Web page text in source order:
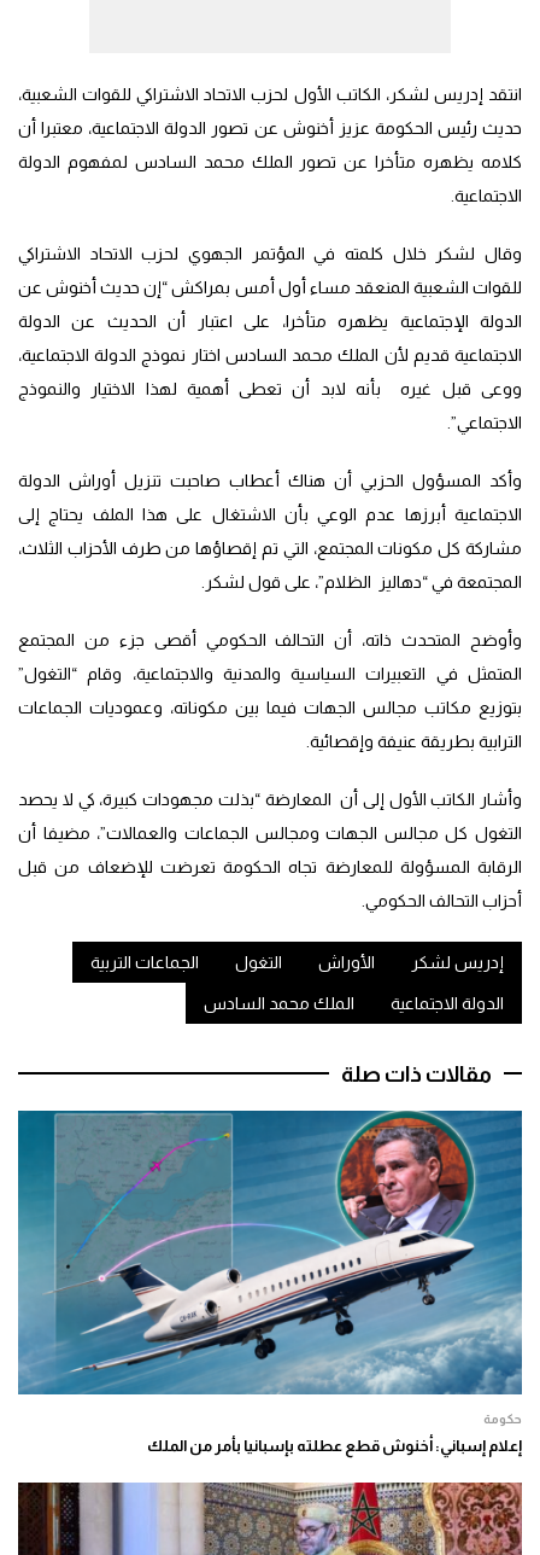
انتقد إدريس لشكر، الكاتب الأول لحزب الاتحاد الاشتراكي للقوات الشعبية،
حديث رئيس الحكومة عزيز أخنوش عن تصور الدولة الاجتماعية، معتبرا أن
كلامه يظهره متأخرا عن تصور الملك محمد السادس لمفهوم الدولة
الاجتماعية.
وقال لشكر خلال كلمته في المؤتمر الجهوي لحزب الاتحاد الاشتراكي
للقوات الشعبية المنعقد مساء أول أمس بمراكش “إن حديث أخنوش عن
الدولة الإجتماعية يظهره متأخرا، على اعتبار أن الحديث عن الدولة
الاجتماعية قديم لأن الملك محمد السادس اختار نموذج الدولة الاجتماعية،
ووعى قبل غيره بأنه لابد أن تعطى أهمية لهذا الاختيار والنموذج
الاجتماعي”.
وأكد المسؤول الحزبي أن هناك أعطاب صاحبت تنزيل أوراش الدولة
الاجتماعية أبرزها عدم الوعي بأن الاشتغال على هذا الملف يحتاج إلى
مشاركة كل مكونات المجتمع، التي تم إقصاؤها من طرف الأحزاب الثلاث،
المجتمعة في “دهاليز الظلام”، على قول لشكر.
وأوضح المتحدث ذاته، أن التحالف الحكومي أقصى جزء من المجتمع
المتمثل في التعبيرات السياسية والمدنية والاجتماعية، وقام “التغول”
بتوزيع مكاتب مجالس الجهات فيما بين مكوناته، وعموديات الجماعات
الترابية بطريقة عنيفة وإقصائية.
وأشار الكاتب الأول إلى أن المعارضة “بذلت مجهودات كبيرة، كي لا يحصد
التغول كل مجالس الجهات ومجالس الجماعات والعمالات”، مضيفا أن
الرقابة المسؤولة للمعارضة تجاه الحكومة تعرضت للإضعاف من قبل
أحزاب التحالف الحكومي.
إدريس لشكر الأوراش التغول الجماعات التربية
الدولة الاجتماعية الملك محمد السادس
مقالات ذات صلة
حكومة
إعلام إسباني: أخنوش قطع عطلته بإسبانيا بأمر من الملك